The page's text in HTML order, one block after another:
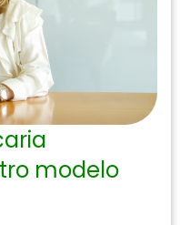
modelo